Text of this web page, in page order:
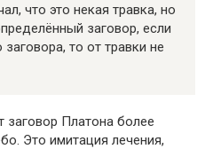
что это некая травка, но
заговор, если
то от травки не
заговор Платона более
Это имитация лечения,